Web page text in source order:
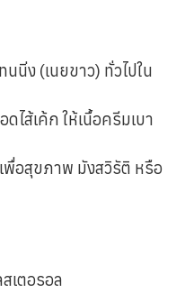
นิ่ง (เนยขาว) ทั่วไปใน
ไส้เค้ก ให้เนื้อครีมเบา
อสุขภาพ มังสวิรัติ หรือ
เตอรอล